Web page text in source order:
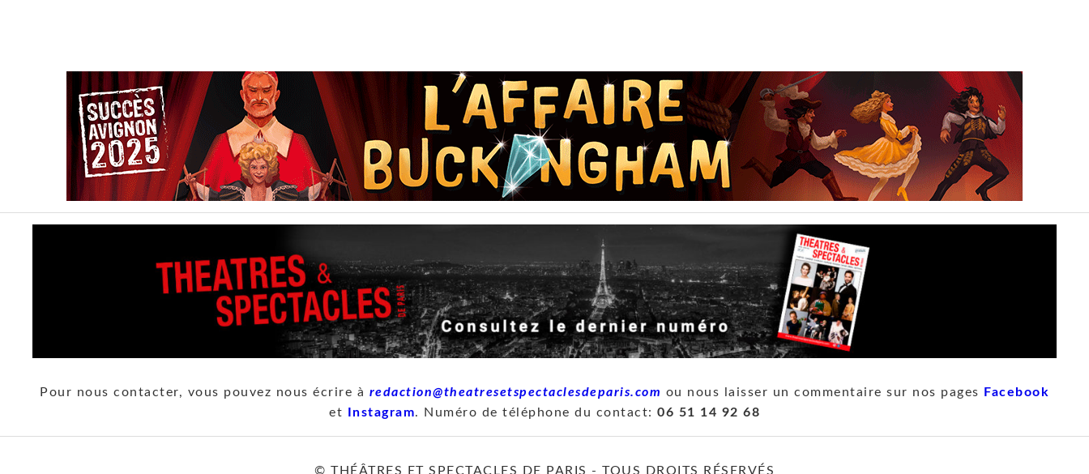
Pour nous contacter, vous pouvez nous écrire à redaction@theatresetspectaclesdeparis.com ou nous laisser un commentaire sur nos pages Facebook
et Instagram. Numéro de téléphone du contact: 06 51 14 92 68
© THÉÂTRES ET SPECTACLES DE PARIS - TOUS DROITS RÉSERVÉS